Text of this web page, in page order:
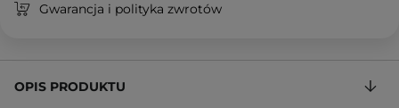
Gwarancja i polityka zwrotów
OPIS PRODUKTU